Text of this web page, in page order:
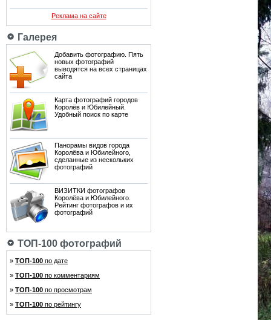
Реклама на сайте
Галерея
Добавить фотографию. Пять
новых фотографий
выводятся на всех страницах
сайта
Карта фотографий городов
Королёв и Юбилейный.
Удобный поиск по карте
Панорамы видов города
Королёва и Юбилейного,
сделанные из нескольких
фотографий
ВИЗИТКИ фотографов
Королёва и Юбилейного.
Рейтинг фотографов и их
фотографий
ТОП-100 фотографий
» ТОП-100 по дате
» ТОП-100 по комментариям
» ТОП-100 по просмотрам
» ТОП-100 по рейтингу